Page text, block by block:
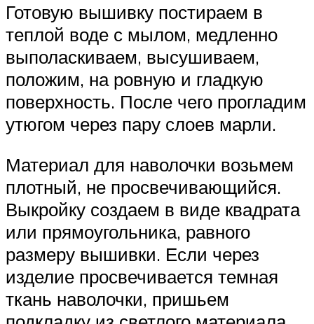
Готовую вышивку постираем в
теплой воде с мылом, медленно
выполаскиваем, высушиваем,
положим, на ровную и гладкую
поверхность. После чего прогладим
утюгом через пару слоев марли.
Материал для наволочки возьмем
плотный, не просвечивающийся.
Выкройку создаем в виде квадрата
или прямоугольника, равного
размеру вышивки. Если через
изделие просвечивается темная
ткань наволочки, пришьем